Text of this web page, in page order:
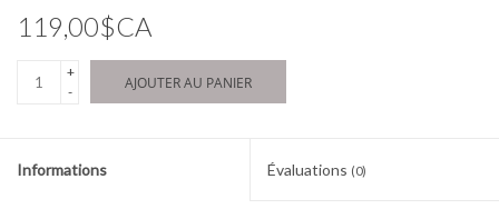
119,00$CA
+
-
AJOUTER AU PANIER
Informations Évaluations (0)